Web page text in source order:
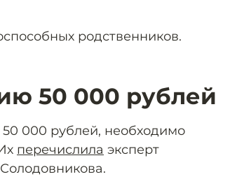
родственников.
50 000 рублей
000 рублей, необходимо
перечислила эксперт